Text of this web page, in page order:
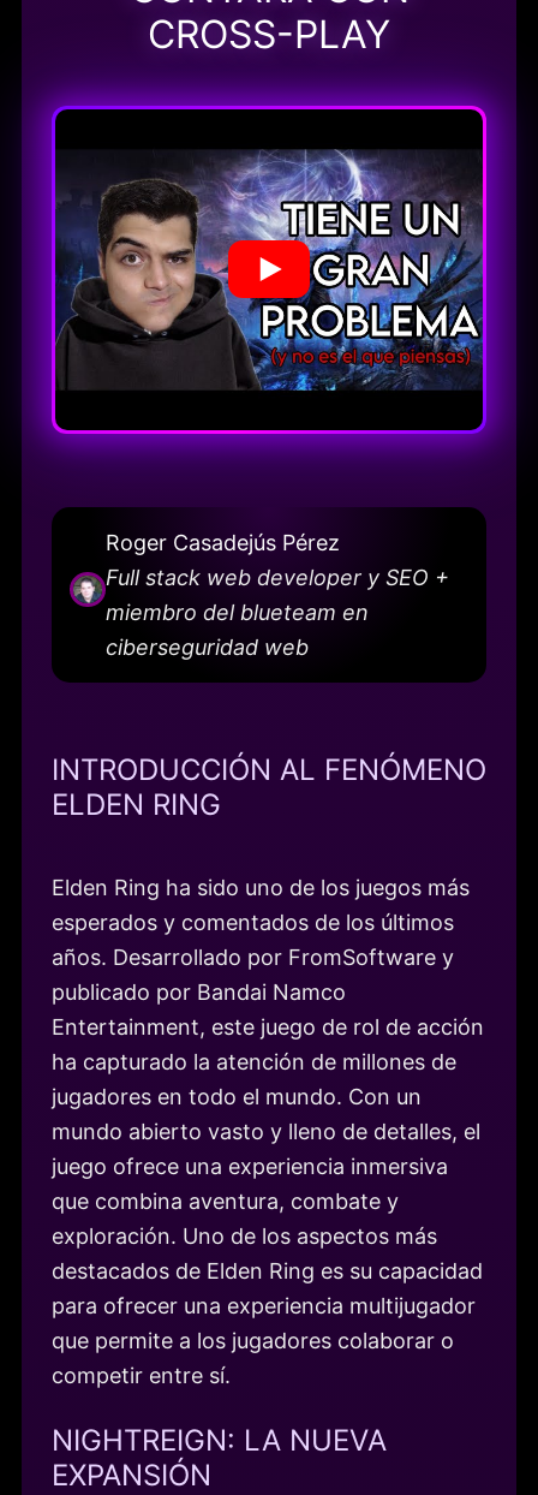
CROSS-PLAY
Roger Casadejús Pérez
Full stack web developer y SEO +
miembro del blueteam en
ciberseguridad web
INTRODUCCIÓN AL FENÓMENO
ELDEN RING
Elden Ring ha sido uno de los juegos más
esperados y comentados de los últimos
años. Desarrollado por FromSoftware y
publicado por Bandai Namco
Entertainment, este juego de rol de acción
ha capturado la atención de millones de
jugadores en todo el mundo. Con un
mundo abierto vasto y lleno de detalles, el
juego ofrece una experiencia inmersiva
que combina aventura, combate y
exploración. Uno de los aspectos más
destacados de Elden Ring es su capacidad
para ofrecer una experiencia multijugador
que permite a los jugadores colaborar o
competir entre sí.
NIGHTREIGN: LA NUEVA
EXPANSIÓN